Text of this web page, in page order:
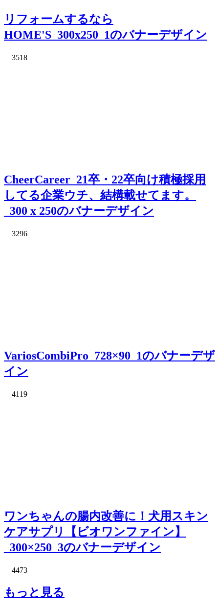
リフォームするなら
HOME'S_300x250_1のバナーデザイン
3518
CheerCareer_21卒・22卒向け積極採用
してる企業ウチ、結構載せてます。
_300 x 250のバナーデザイン
3296
VariosCombiPro_728×90_1のバナーデザ
イン
4119
ワンちゃんの腸内改善に！犬用スキン
ケアサプリ【ビオワンファイン】
_300×250_3のバナーデザイン
4473
もっと見る